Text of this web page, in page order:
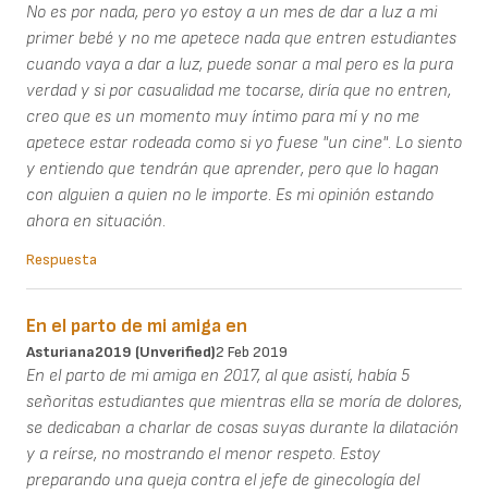
No es por nada, pero yo estoy a un mes de dar a luz a mi
primer bebé y no me apetece nada que entren estudiantes
cuando vaya a dar a luz, puede sonar a mal pero es la pura
verdad y si por casualidad me tocarse, diría que no entren,
creo que es un momento muy íntimo para mí y no me
apetece estar rodeada como si yo fuese "un cine". Lo siento
y entiendo que tendrán que aprender, pero que lo hagan
con alguien a quien no le importe. Es mi opinión estando
ahora en situación.
Respuesta
En el parto de mi amiga en
Asturiana2019 (unverified)2 Feb 2019
En el parto de mi amiga en 2017, al que asistí, había 5
señoritas estudiantes que mientras ella se moría de dolores,
se dedicaban a charlar de cosas suyas durante la dilatación
y a reírse, no mostrando el menor respeto. Estoy
preparando una queja contra el jefe de ginecología del